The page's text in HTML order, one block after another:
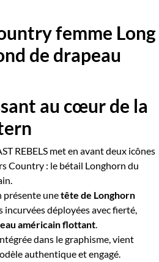
femme Long
de drapeau
au cœur de la
REBELS met en avant deux icônes
Country : le bétail Longhorn du
présente unetête de Longhorn
incurvées déployées avec fierté,
américain flottant.
dans le graphisme, vient
authentique et engagé.